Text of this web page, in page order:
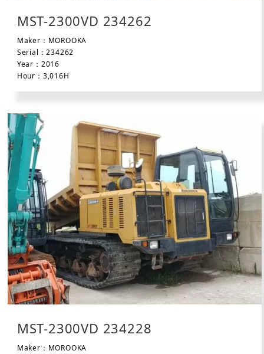
MST-2300VD 234262
Maker：MOROOKA
Serial：234262
Year：2016
Hour：3,016H
MST-2300VD 234228
Maker：MOROOKA